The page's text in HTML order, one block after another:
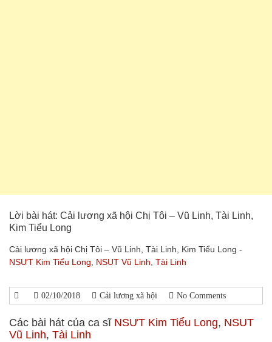
Lời bài hát: Cải lương xã hội Chị Tôi – Vũ Linh, Tài Linh,
Kim Tiểu Long
Cải lương xã hội Chị Tôi – Vũ Linh, Tài Linh, Kim Tiểu Long -
NSƯT Kim Tiểu Long
NSUT Vũ Linh Tài Linh
02/10/2018 Cải lương xã hội No Comments
Các bài hát của ca sĩ NSƯT Kim Tiểu Long, NSUT
Vũ Linh, Tài Linh